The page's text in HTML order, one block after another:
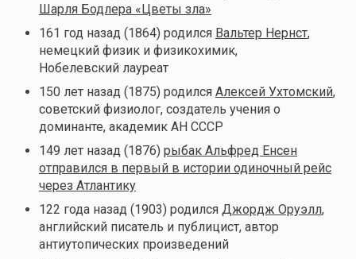
Шарля Бодлера «Цветы зла»
161 год назад (1864) родился Вальтер Нернст,
немецкий физик и физикохимик,
Нобелевский лауреат
150 лет назад (1875) родился Алексей Ухтомский,
советский физиолог, создатель учения о
доминанте, академик АН СССР
149 лет назад (1876) рыбак Альфред Енсен
отправился в первый в истории одиночный рейс
через Атлантику
122 года назад (1903) родился Джордж Оруэлл,
английский писатель и публицист, автор
антиутопических произведений